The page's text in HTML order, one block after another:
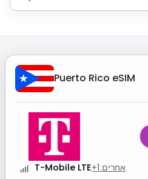
Puerto Rico eSIM
T-Mobile LTE+1 אחרים